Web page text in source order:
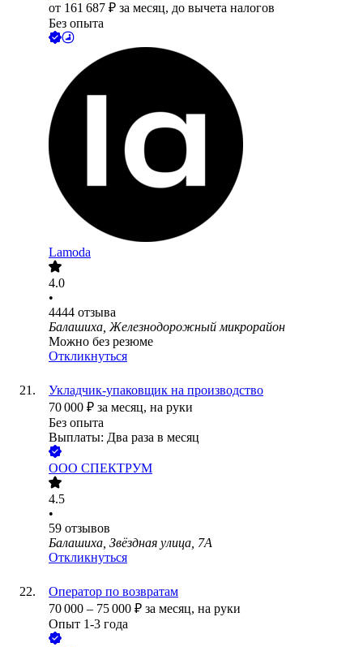
от 161 687 ₽ за месяц, до вычета налогов
Без опыта
Lamoda
4.0
•
4444 отзыва
Балашиха, Железнодорожный микрорайон
Можно без резюме
Откликнуться
Укладчик-упаковщик на производство
70 000 ₽ за месяц, на руки
Без опыта
Выплаты: Два раза в месяц
ООО СПЕКТРУМ
4.5
•
59 отзывов
Балашиха, Звёздная улица, 7А
Откликнуться
Оператор по возвратам
70 000 – 75 000 ₽ за месяц, на руки
Опыт 1-3 года